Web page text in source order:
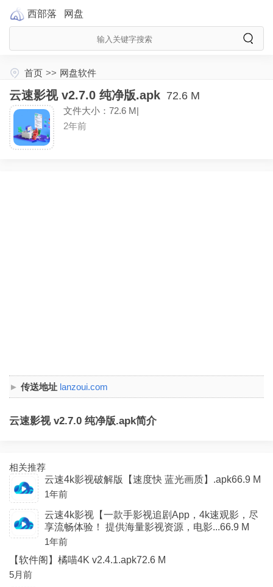
西部落 网盘
首页 >> 网盘软件
云速影视 v2.7.0 纯净版.apk 72.6 M
文件大小：72.6 M|
2年前
传送地址 lanzoui.com
云速影视 v2.7.0 纯净版.apk简介
相关推荐
云速4k影视破解版【速度快 蓝光画质】.apk66.9 M
1年前
云速4k影视【一款手影视追剧App，4k速观影，尽
享流畅体验！ 提供海量影视资源，电影...66.9 M
1年前
【软件阁】橘喵4K v2.4.1.apk72.6 M
5月前